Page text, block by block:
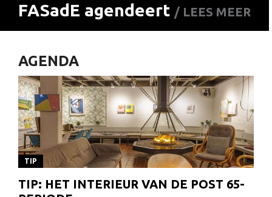
FASadE agendeert / LEES MEER
AGENDA
TIP
TIP: HET INTERIEUR VAN DE POST 65-